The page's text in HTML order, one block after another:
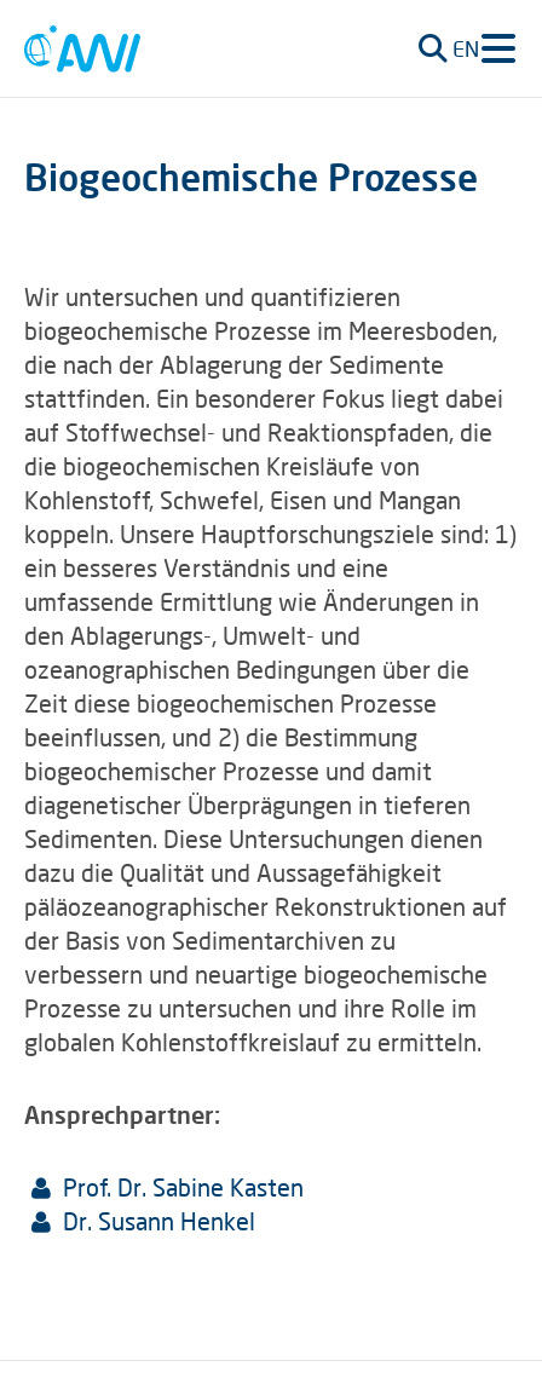
EN
Biogeochemische Prozesse
Wir untersuchen und quantifizieren
biogeochemische Prozesse im Meeresboden,
die nach der Ablagerung der Sedimente
stattfinden. Ein besonderer Fokus liegt dabei
auf Stoffwechsel- und Reaktionspfaden, die
die biogeochemischen Kreisläufe von
Kohlenstoff, Schwefel, Eisen und Mangan
koppeln. Unsere Hauptforschungsziele sind: 1)
ein besseres Verständnis und eine
umfassende Ermittlung wie Änderungen in
den Ablagerungs-, Umwelt- und
ozeanographischen Bedingungen über die
Zeit diese biogeochemischen Prozesse
beeinflussen, und 2) die Bestimmung
biogeochemischer Prozesse und damit
diagenetischer Überprägungen in tieferen
Sedimenten. Diese Untersuchungen dienen
dazu die Qualität und Aussagefähigkeit
päläozeanographischer Rekonstruktionen auf
der Basis von Sedimentarchiven zu
verbessern und neuartige biogeochemische
Prozesse zu untersuchen und ihre Rolle im
globalen Kohlenstoffkreislauf zu ermitteln.
Ansprechpartner:
Prof. Dr. Sabine Kasten
Dr. Susann Henkel